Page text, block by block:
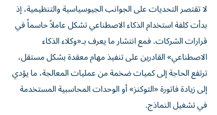
لا تقتصر التحديات على الجوانب الجيوسياسية والتنظيمية، إذ
بدأت كلفة استخدام الذكاء الاصطناعي تشكل عاملاً حاسماً في
قرارات الشركات. فمع انتشار ما يعرف بـ«وكلاء الذكاء
الاصطناعي» القادرين على تنفيذ مهام معقدة بشكل مستقل،
ترتفع الحاجة إلى كميات ضخمة من عمليات المعالجة، ما يؤدي
إلى زيادة فاتورة «التوكنز» أو الوحدات المحاسبية المستخدمة
في تشغيل النماذج.